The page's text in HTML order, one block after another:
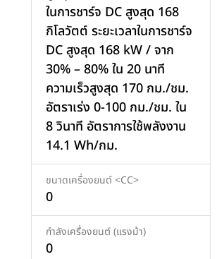
ในการชาร์จ DC สูงสุด 168
กิโลวัตต์ ระยะเวลาในการชาร์จ
DC สูงสุด 168 kW / จาก
30% – 80% ใน 20 นาที
ความเร็วสูงสุด 170 กม./ชม.
อัตราเร่ง 0-100 กม./ชม. ใน
8 วินาที อัตราการใช้พลังงาน
14.1 Wh/กม.
ขนาดเครื่องยนต์ <CC>
0
กำลังเครื่องยนต์ (แรงม้า)
0